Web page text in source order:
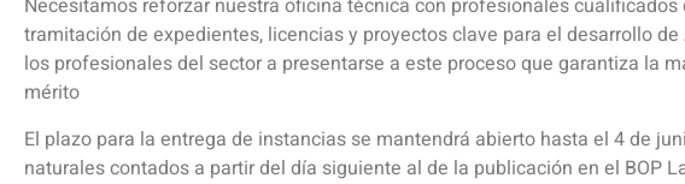
Necesitamos reforzar nuestra oficina técnica con profesionales
tramitación de expedientes, licencias y proyectos clave para el desarrollo
los profesionales del sector a presentarse a este proceso que garantiza la
mérito
El plazo para la entrega de instancias se mantendrá abierto hasta el 4 de
naturales contados a partir del día siguiente al de la publicación en el BOP